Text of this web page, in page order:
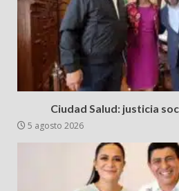
Ciudad Salud: justicia
5 agosto 2026